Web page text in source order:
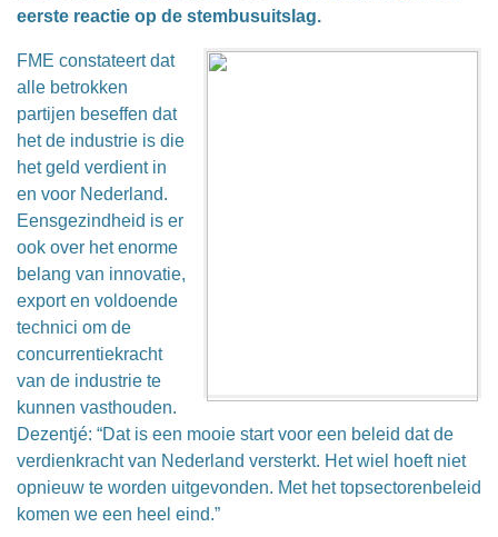
eerste reactie op de stembusuitslag.
FME constateert dat
alle betrokken
partijen beseffen dat
het de industrie is die
het geld verdient in
en voor Nederland.
Eensgezindheid is er
ook over het enorme
belang van innovatie,
export en voldoende
technici om de
concurrentiekracht
van de industrie te
kunnen vasthouden.
Dezentjé: “Dat is een mooie start voor een beleid dat de
verdienkracht van Nederland versterkt. Het wiel hoeft niet
opnieuw te worden uitgevonden. Met het topsectorenbeleid
komen we een heel eind.”